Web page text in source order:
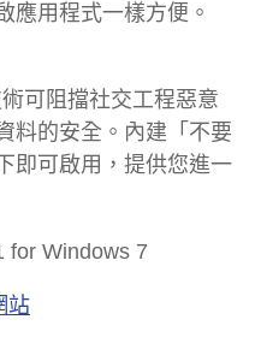
應用程式一樣方便。
可阻擋社交工程惡意
料的安全。內建「不要
即可啟用，提供您進一
for Windows 7
站